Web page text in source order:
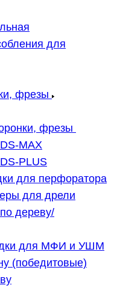
для
фрезы
фрезы
MAX
PLUS
для перфоратора
для дрели
дереву/
для МФИ и УШМ
(победитовые)